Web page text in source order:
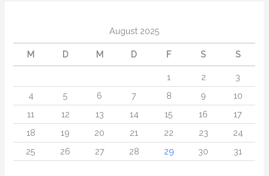
August 2025
M D M D F S S
1 2
3
4
5 6 7 8 9
10
11
12 13 14 15 16
17
18
19 20 21 22 23
24
25
26 27 28 29 30 31